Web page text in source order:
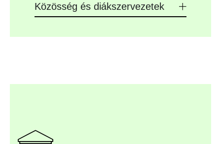
Közösség és diákszervezetek